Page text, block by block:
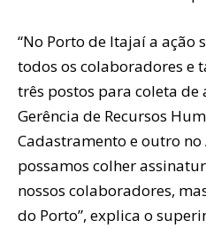
“No Porto de Itajaí a ação
todos os colaboradores e
três postos para coleta de
Gerência de Recursos
Cadastramento e outro
possamos colher
nossos colaboradores,
do Porto”, explica o